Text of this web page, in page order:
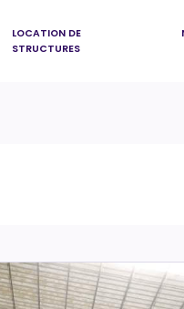
LOCATION DE
STRUCTURES